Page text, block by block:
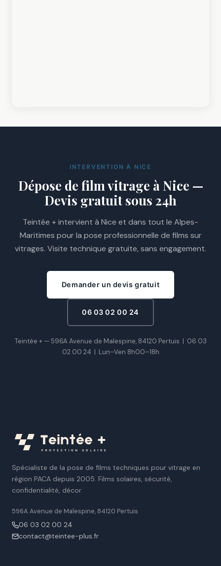
INTERVENTION À NICE
Dépose de film vitrage à Nice —
Devis gratuit sous 24h
Teintée + intervient à Nice et dans tout le Alpes-
Maritimes pour la pose professionnelle de films sur
vitrages. Visite technique gratuite, sans engagement.
Demander un devis gratuit
06 03 02 00 24
Teintée + — 596A Avenue de Malespine, 84120 Pertuis | 06 03
02 00 24 | Lun–Ven 8h00–18h
Spécialiste de la pose de films techniques pour vitrage en
région PACA depuis 2005. Films solaires, sécurité,
confidentialité, décor.
596A Avenue de Malespine, 84120 Pertuis
06 03 02 00 24
contact@teintee-plus.fr